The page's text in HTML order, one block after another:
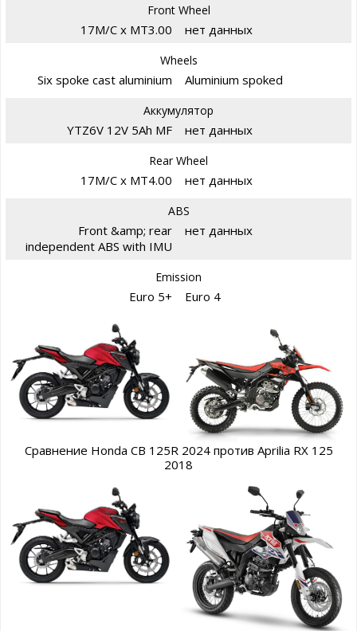
Front Wheel
17M/C x MT3.00 нет данных
Wheels
Six spoke cast aluminium Aluminium spoked
Аккумулятор
YTZ6V 12V 5Ah MF нет данных
Rear Wheel
17M/C x MT4.00 нет данных
ABS
Front &amp; rear
independent ABS with IMU
нет данных
Emission
Euro 5+ Euro 4
Сравнение Honda CB 125R 2024 против Aprilia RX 125
2018